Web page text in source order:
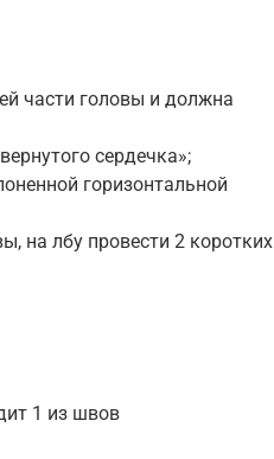
части головы и должна
сердечка»;
горизонтальной
на лбу провести 2 коротких
1 из швов